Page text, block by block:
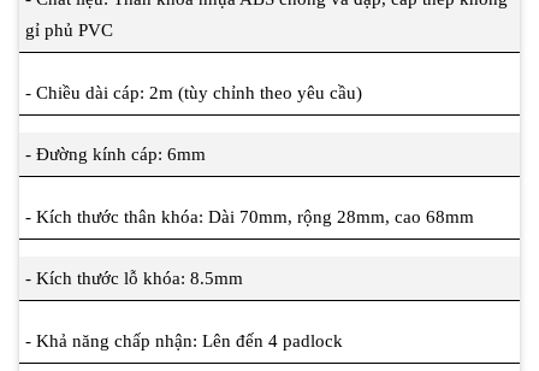
gỉ phủ PVC
- Chiều dài cáp: 2m (tùy chỉnh theo yêu cầu)
- Đường kính cáp: 6mm
- Kích thước thân khóa: Dài 70mm, rộng 28mm, cao 68mm
- Kích thước lỗ khóa: 8.5mm
- Khả năng chấp nhận: Lên đến 4 padlock